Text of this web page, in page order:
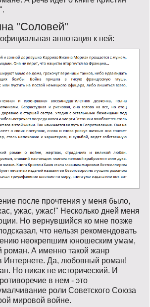
"Соловей"
официальная аннотация к ней:
после прочтения у меня было,
ужас, ужас!" Несколько дней меня
Но вернувшийся ко мне позже
что нельзя рекомендовать
неокрепшим юношеским умам,
роман. А именно такой жанр
Интернете. Да, любовный роман!
Но никак не исторический. И
в нем - это
роли Советского Союза
мировой войне.